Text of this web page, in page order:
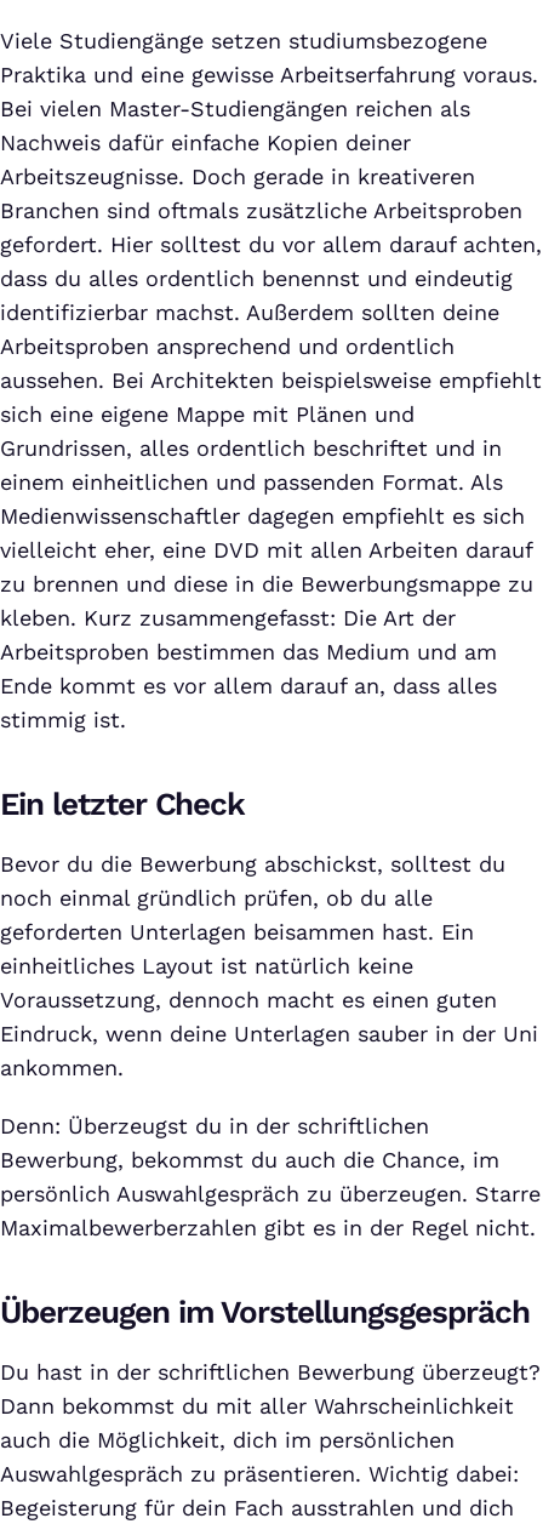
Viele Studiengänge setzen studiumsbezogene
Praktika und eine gewisse Arbeitserfahrung voraus.
Bei vielen Master-Studiengängen reichen als
Nachweis dafür einfache Kopien deiner
Arbeitszeugnisse. Doch gerade in kreativeren
Branchen sind oftmals zusätzliche Arbeitsproben
gefordert. Hier solltest du vor allem darauf achten,
dass du alles ordentlich benennst und eindeutig
identifizierbar machst. Außerdem sollten deine
Arbeitsproben ansprechend und ordentlich
aussehen. Bei Architekten beispielsweise empfiehlt
sich eine eigene Mappe mit Plänen und
Grundrissen, alles ordentlich beschriftet und in
einem einheitlichen und passenden Format. Als
Medienwissenschaftler dagegen empfiehlt es sich
vielleicht eher, eine DVD mit allen Arbeiten darauf
zu brennen und diese in die Bewerbungsmappe zu
kleben. Kurz zusammengefasst: Die Art der
Arbeitsproben bestimmen das Medium und am
Ende kommt es vor allem darauf an, dass alles
stimmig ist.
Ein letzter Check
Bevor du die Bewerbung abschickst, solltest du
noch einmal gründlich prüfen, ob du alle
geforderten Unterlagen beisammen hast. Ein
einheitliches Layout ist natürlich keine
Voraussetzung, dennoch macht es einen guten
Eindruck, wenn deine Unterlagen sauber in der Uni
ankommen.
Denn: Überzeugst du in der schriftlichen
Bewerbung, bekommst du auch die Chance, im
persönlich Auswahlgespräch zu überzeugen. Starre
Maximalbewerberzahlen gibt es in der Regel nicht.
Überzeugen im Vorstellungsgespräch
Du hast in der schriftlichen Bewerbung überzeugt?
Dann bekommst du mit aller Wahrscheinlichkeit
auch die Möglichkeit, dich im persönlichen
Auswahlgespräch zu präsentieren. Wichtig dabei:
Begeisterung für dein Fach ausstrahlen und dich